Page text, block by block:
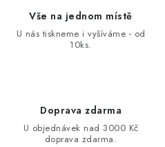
Vše na jednom místě
U nás tiskneme i vyšíváme - od
10ks.
Doprava zdarma
U objednávek nad 3000 Kč
doprava zdarma.